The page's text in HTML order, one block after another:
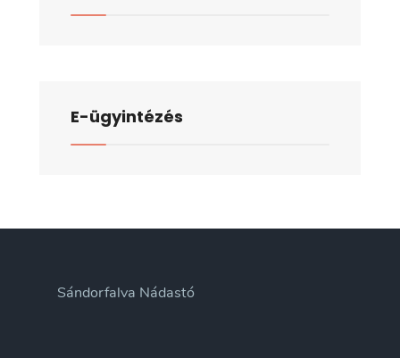
E-ügyintézés
Sándorfalva Nádastó